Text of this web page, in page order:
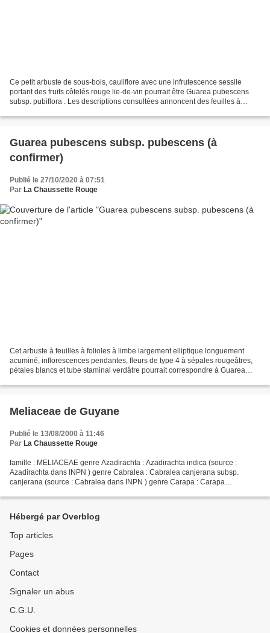
Ce petit arbuste de sous-bois, cauliflore avec une infrutescence sessile
portant des fruits côtelés rouge lie-de-vin pourrait être Guarea pubescens
subsp. pubiflora . Les descriptions consultées annoncent des feuilles à
Guarea pubescens subsp. pubescens (à
confirmer)
Publié le 27/10/2020 à 07:51
Par La Chaussette Rouge
Cet arbuste à feuilles à folioles à limbe largement elliptique longuement
acuminé, inflorescences pendantes, fleurs de type 4 à sépales rougeâtres,
pétales blancs et tube staminal verdâtre pourrait correspondre à Guarea
Meliaceae de Guyane
Publié le 13/08/2000 à 11:46
Par La Chaussette Rouge
famille : MELIACEAE genre Azadirachta : Azadirachta indica (source :
Azadirachta dans INPN ) genre Cabralea : Cabralea canjerana subsp.
canjerana (source : Cabralea dans INPN ) genre Carapa : Carapa
Hébergé par Overblog
Top articles
Pages
Contact
Signaler un abus
C.G.U.
Cookies et données personnelles